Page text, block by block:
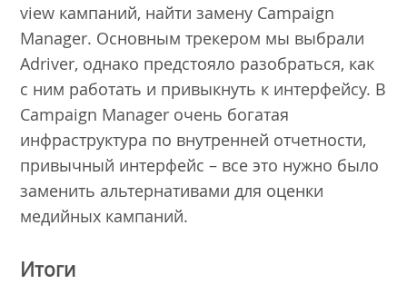
view кампаний, найти замену Campaign
Manager. Основным трекером мы выбрали
Adriver, однако предстояло разобраться, как
с ним работать и привыкнуть к интерфейсу. В
Campaign Manager очень богатая
инфраструктура по внутренней отчетности,
привычный интерфейс – все это нужно было
заменить альтернативами для оценки
медийных кампаний.
Итоги